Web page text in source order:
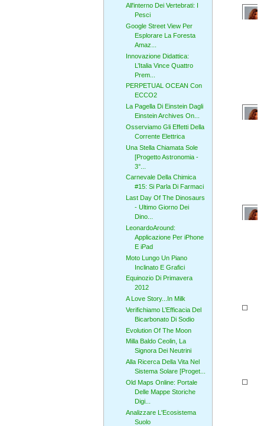
All'interno Dei Vertebrati: I
Pesci
Google Street View Per
Esplorare La Foresta
Amaz...
Innovazione Didattica:
L’Italia Vince Quattro
Prem...
PERPETUAL OCEAN Con
ECCO2
La Pagella Di Einstein Dagli
Einstein Archives On...
Osserviamo Gli Effetti Della
Corrente Elettrica
Una Stella Chiamata Sole
[Progetto Astronomia -
3°...
Carnevale Della Chimica
#15: Si Parla Di Farmaci
Last Day Of The Dinosaurs
- Ultimo Giorno Dei
Dino...
LeonardoAround:
Applicazione Per iPhone
E iPad
Moto Lungo Un Piano
Inclinato E Grafici
Equinozio Di Primavera
2012
A Love Story...In Milk
Verifichiamo L’Efficacia Del
Bicarbonato Di Sodio
Evolution Of The Moon
Milla Baldo Ceolin, La
Signora Dei Neutrini
Alla Ricerca Della Vita Nel
Sistema Solare [Proget...
Old Maps Online: Portale
Delle Mappe Storiche
Digi...
Analizzare L'Ecosistema
Suolo